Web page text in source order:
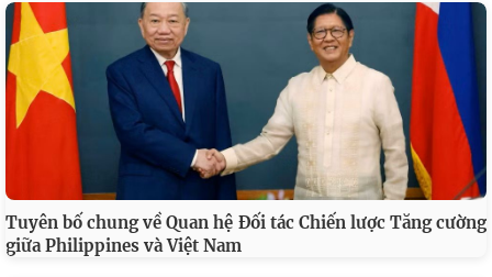
Tuyên bố chung về Quan hệ Đối tác Chiến lược Tăng cường
giữa Philippines và Việt Nam